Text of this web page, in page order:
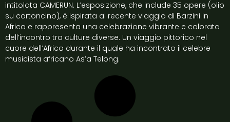
intitolata CAMERUN. L’esposizione, che include 35 opere (olio
su cartoncino), è ispirata al recente viaggio di Barzini in
Africa e rappresenta una celebrazione vibrante e colorata
dell’incontro tra culture diverse. Un viaggio pittorico nel
cuore dell’Africa durante il quale ha incontrato il celebre
musicista africano As’a Telong.